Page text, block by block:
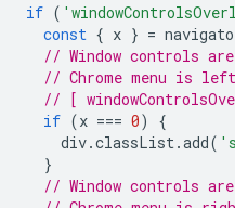
if (
const { x } =
// Window controls
// Chrome menu is
// [
if (x === 0)
{
div.classList.add(
}
// Window controls